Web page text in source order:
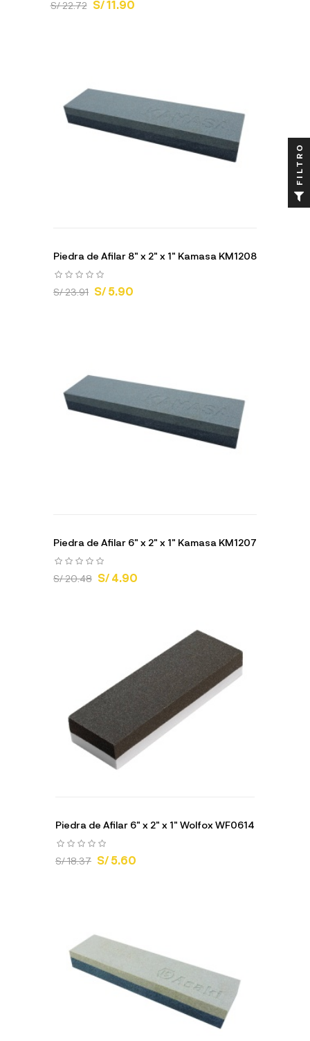
S/ 22.72 S/ 11.90
Piedra de Afilar 8" x 2" x 1" Kamasa KM1208
S/ 23.91 S/ 5.90
Piedra de Afilar 6" x 2" x 1" Kamasa KM1207
S/ 20.48 S/ 4.90
Piedra de Afilar 6" x 2" x 1" Wolfox WF0614
S/ 18.37 S/ 5.60
FILTRO